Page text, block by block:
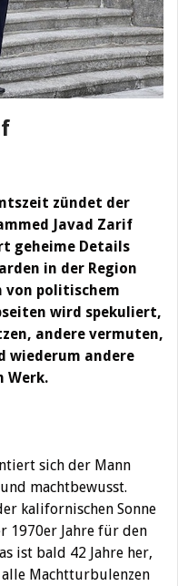
zündet der
Javad Zarif
geheime Details
in der Region
von politischem
wird spekuliert,
andere vermuten,
wiederum andere
Werk.
sich der Mann
machtbewusst.
kalifornischen Sonne
1970er Jahre für den
ist bald 42 Jahre her,
Machtturbulenzen